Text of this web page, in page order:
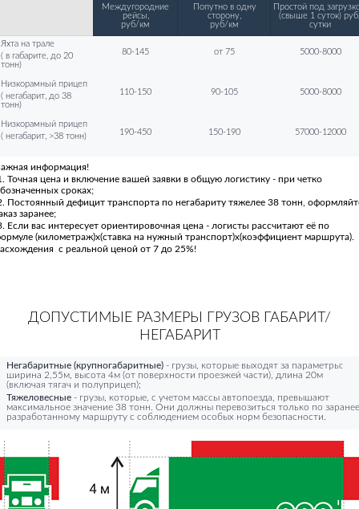
Междугородние
рейсы,
руб/км
Попутно в одну
сторону,
руб/км
Простой под
(свыше 1 суток)
сутки
Яхта на трале
( в габарите, до 20
тонн)
80-145 от 75 5000-8000
Низкорамный прицеп
( негабарит, до 38
тонн)
110-150 90-105 5000-8000
Низкорамный прицеп
( негабарит, >38 тонн)
190-450 150-190 57000-12000
информация!
Точная цена и включение вашей заявки в общую логистику - при четко
сроках;
Постоянный дефицит транспорта по негабариту тяжелее 38 тонн,
заранее;
Если вас интересует ориентировочная цена - логисты рассчитают её по
(километраж)х(ставка на нужный транспорт)х(коэффициент маршрута).
с реальной ценой от 7 до 25%!
ДОПУСТИМЫЕ РАЗМЕРЫ ГРУЗОВ ГАБАРИТ/
НЕГАБАРИТ
Негабаритные (крупногабаритные) - грузы, которые выходят за параметры:
ширина 2,55м, высота 4м (от поверхности проезжей части), длина 20м
(включая тягач и полуприцеп);
Тяжеловесные - грузы, которые, с учетом массы автопоезда, превышают
максимальное значение 38 тонн. Они должны перевозиться только по заранее
разработанному маршруту с соблюдением особых норм безопасности.